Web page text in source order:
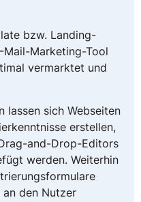
bzw. Landing-
Marketing-Tool
vermarktet und
lassen sich Webseiten
erstellen,
and-Drop-Editors
werden. Weiterhin
den Nutzer